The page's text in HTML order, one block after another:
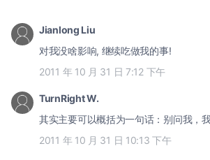
Jianlong Liu
对我没啥影响, 继续吃做我的事!
2011 年 10 月 31 日 7:12 下午
TurnRight W.
其实主要可以概括为一句话：别问我，
2011 年 10 月 31 日 10:13 下午